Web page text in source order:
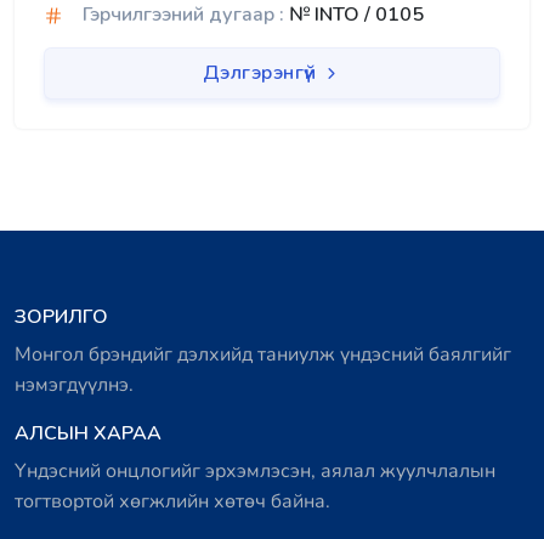
Гэрчилгээний дугаар : № INTO / 0105
Дэлгэрэнгүй
ЗОРИЛГО
Монгол брэндийг дэлхийд таниулж үндэсний баялгийг
нэмэгдүүлнэ.
АЛСЫН ХАРАА
Үндэсний онцлогийг эрхэмлэсэн, аялал жуулчлалын
тогтвортой хөгжлийн хөтөч байна.